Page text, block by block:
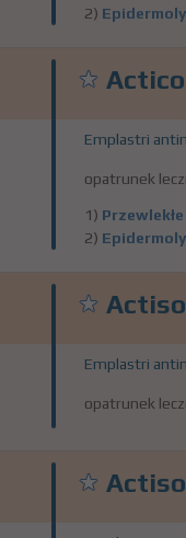
2)
Emplastri
opatrunek
1)
2)
Emplastri
opatrunek